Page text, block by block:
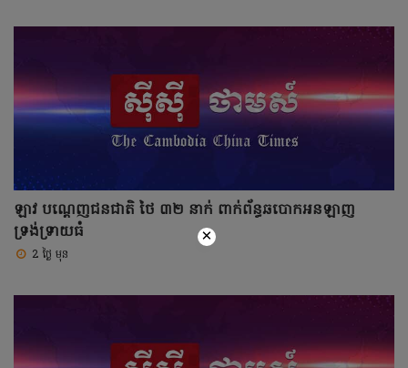
ឡាវ បណ្តេញជនជាតិ ថៃ ៣២ នាក់ ពាក់ព័ន្ធឆបោកអនឡាញ
ទ្រង់ទ្រាយធំ
2 ថ្ងៃ មុន
×